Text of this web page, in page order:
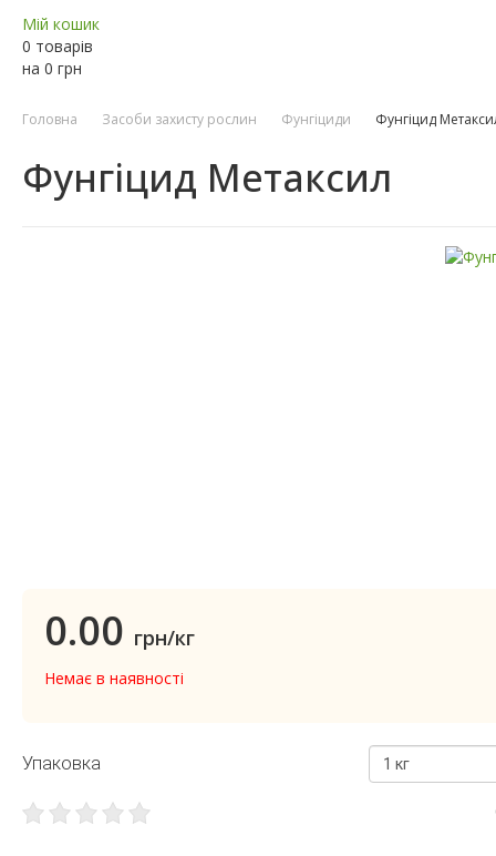
Мій кошик
0 товарів
на 0 грн
Головна Засоби захисту рослин Фунгіциди Фунгіцид
Фунгіцид Метаксил
0.00 грн/кг
Немає в наявності
Упаковка 1 кг